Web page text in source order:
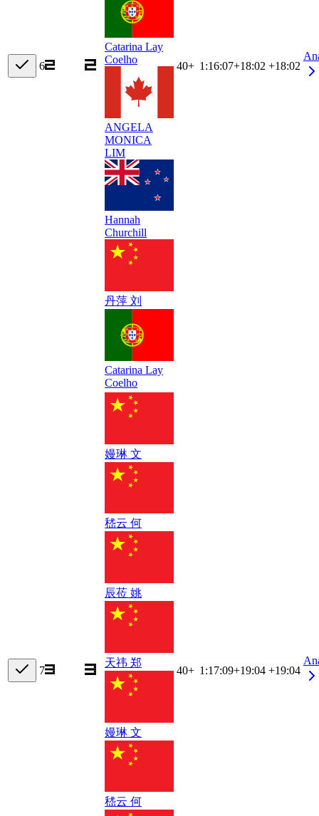
6
Catarina Lay
Coelho
ANGELA
MONICA
LIM
Hannah
Churchill
丹萍 刘
Catarina Lay
Coelho
40+ 1:16:07+18:02 +18:02
7
嫚琳 文
嵇云 何
辰莅 姚
天祎 郑
嫚琳 文
嵇云 何
40+ 1:17:09+19:04 +19:04